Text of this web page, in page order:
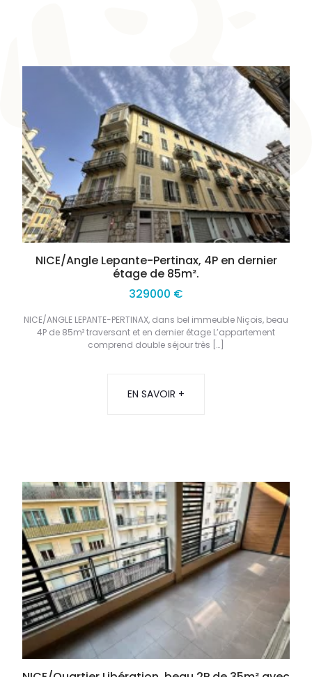
NICE/Angle Lepante-Pertinax, 4P en dernier
étage de 85m².
329000 €
NICE/ANGLE LEPANTE-PERTINAX, dans bel immeuble Niçois, beau
4P de 85m² traversant et en dernier étage L’appartement
comprend double séjour très […]
EN SAVOIR +